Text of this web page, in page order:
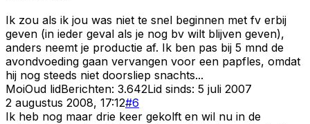
Ik zou als ik jou was niet te snel beginnen met fv erbij
geven (in ieder geval als je nog bv wilt blijven geven),
anders neemt je productie af. Ik ben pas bij 5 mnd de
avondvoeding gaan vervangen voor een papfles, omdat
hij nog steeds niet doorsliep snachts...
MoiOud lidBerichten: 3.642Lid sinds: 5 juli 2007
2 augustus 2008, 17:12#6
Ik heb nog maar drie keer gekolft en wil nu in de